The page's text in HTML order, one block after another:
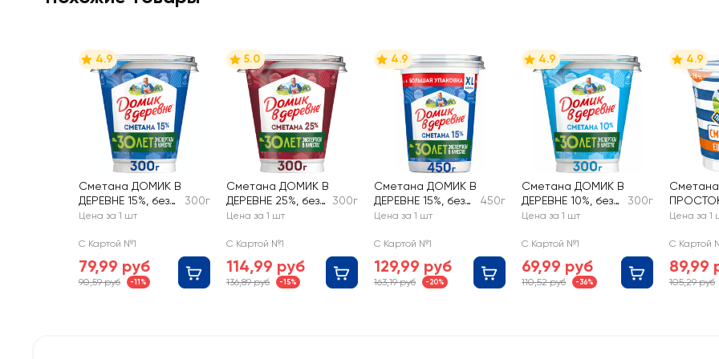
4.9
Сметана ДОМИК В
ДЕРЕВНЕ 15%, без
змж
300г
Цена за 1 шт
С Картой №1
79,99 руб
90,59 руб -11%
5.0
Сметана ДОМИК В
ДЕРЕВНЕ 25%, без
змж
300г
Цена за 1 шт
С Картой №1
114,99 руб
136,89 руб -15%
4.9
Сметана ДОМИК В
ДЕРЕВНЕ 15%, без
змж
450г
Цена за 1 шт
С Картой №1
129,99 руб
163,19 руб -20%
4.9
Сметана ДОМИК В
ДЕРЕВНЕ 10%, без
змж
300г
Цена за 1 шт
С Картой №1
69,99 руб
110,52 руб -36%
4.9
Сметана
20%, без
Цена за 1
С Картой
89,99
105,29 руб